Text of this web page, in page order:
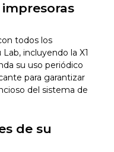
todos los
incluyendo la X1
su uso periódico
para garantizar
del sistema de
de su